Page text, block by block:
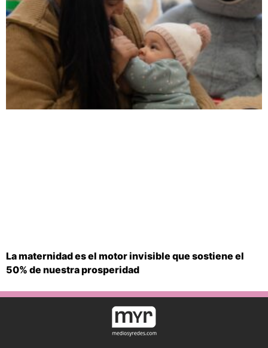
La maternidad es el motor invisible que sostiene el
50% de nuestra prosperidad